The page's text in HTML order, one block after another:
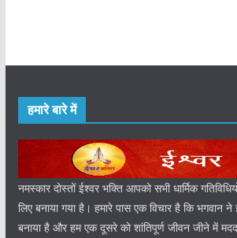
हमारे बारे में
नमस्कार दोस्तों ईश्वर भक्ति आपको सभी धार्मिक
लिए बनाया गया है। हमारे पास एक विचार है कि भगवान
बनाया है और हम एक दूसरे को शांतिपूर्ण जीवन जीने में